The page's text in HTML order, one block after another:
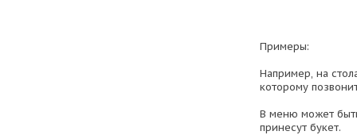
Примеры:
Например, на
которому
В меню может
принесут букет.